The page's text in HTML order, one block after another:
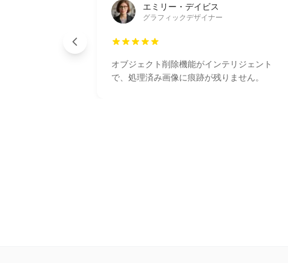
エミリー・デイビス
グラフィックデザイナー
オブジェクト削除機能がインテリジェント
で、処理済み画像に痕跡が残りません。